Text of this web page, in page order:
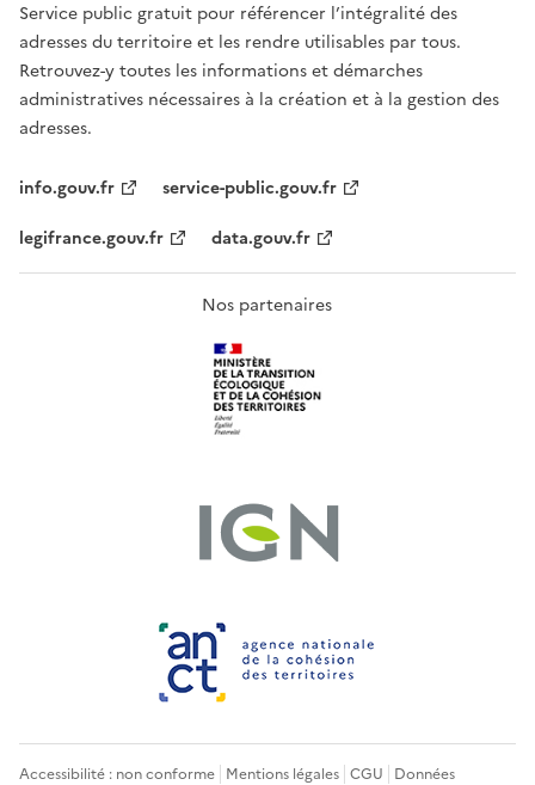
Service public gratuit pour référencer l’intégralité des
adresses du territoire et les rendre utilisables par tous.
Retrouvez-y toutes les informations et démarches
administratives nécessaires à la création et à la gestion des
adresses.
info.gouv.fr
service-public.gouv.fr
legifrance.gouv.fr
data.gouv.fr
Nos partenaires
Accessibilité : non conforme Mentions légales CGU Données